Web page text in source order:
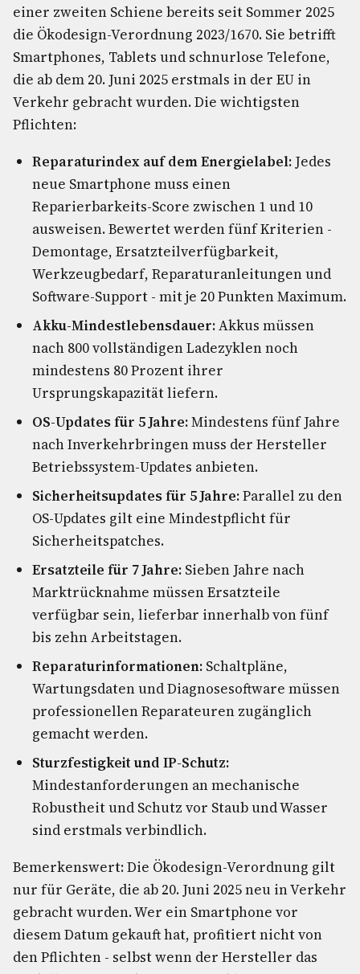
einer zweiten Schiene bereits seit Sommer 2025
die Ökodesign-Verordnung 2023/1670. Sie betrifft
Smartphones, Tablets und schnurlose Telefone,
die ab dem 20. Juni 2025 erstmals in der EU in
Verkehr gebracht wurden. Die wichtigsten
Pflichten:
Reparaturindex auf dem Energielabel: Jedes
neue Smartphone muss einen
Reparierbarkeits-Score zwischen 1 und 10
ausweisen. Bewertet werden fünf Kriterien -
Demontage, Ersatzteilverfügbarkeit,
Werkzeugbedarf, Reparaturanleitungen und
Software-Support - mit je 20 Punkten Maximum.
Akku-Mindestlebensdauer:Akkus müssen
nach 800 vollständigen Ladezyklen noch
mindestens 80 Prozent ihrer
Ursprungskapazität liefern.
OS-Updates für 5 Jahre:Mindestens fünf Jahre
nach Inverkehrbringen muss der Hersteller
Betriebssystem-Updates anbieten.
Sicherheitsupdates für 5 Jahre:Parallel zu den
OS-Updates gilt eine Mindestpflicht für
Sicherheitspatches.
Ersatzteile für 7 Jahre: Sieben Jahre nach
Marktrücknahme müssen Ersatzteile
verfügbar sein, lieferbar innerhalb von fünf
bis zehn Arbeitstagen.
Reparaturinformationen: Schaltpläne,
Wartungsdaten und Diagnosesoftware müssen
professionellen Reparateuren zugänglich
gemacht werden.
Sturzfestigkeit und IP-Schutz:
Mindestanforderungen an mechanische
Robustheit und Schutz vor Staub und Wasser
sind erstmals verbindlich.
Bemerkenswert: Die Ökodesign-Verordnung gilt
nur für Geräte, die ab 20. Juni 2025 neu in Verkehr
gebracht wurden. Wer ein Smartphone vor
diesem Datum gekauft hat, profitiert nicht von
den Pflichten - selbst wenn der Hersteller das